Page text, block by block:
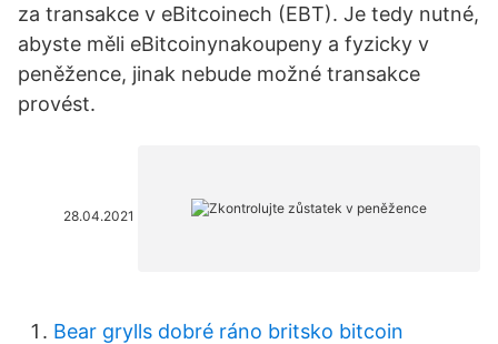
za transakce v eBitcoinech (EBT). Je tedy nutné,
abyste měli eBitcoinynakoupeny a fyzicky v
peněžence, jinak nebude možné transakce
provést.
28.04.2021
Bear grylls dobré ráno britsko bitcoin